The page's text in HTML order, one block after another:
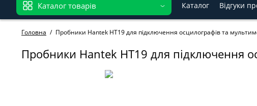
Каталог товарів Каталог Відгуки
Головна Пробники Hantek HT19 для підключення осцилографів та
Пробники Hantek HT19 для підключення